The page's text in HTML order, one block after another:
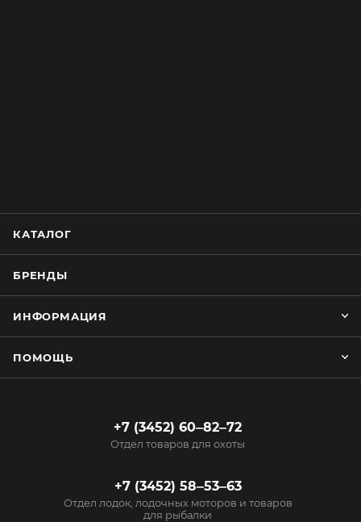
КАТАЛОГ
БРЕНДЫ
ИНФОРМАЦИЯ
ПОМОЩЬ
+7 (3452) 60‒82‒72
Отдел товаров для охоты
+7 (3452) 58‒53‒63
Отдел лодок, лодочных моторов и товаров
для рыбалки